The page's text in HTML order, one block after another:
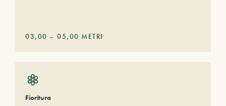
03,00 – 05,00 METRI
Fioritura